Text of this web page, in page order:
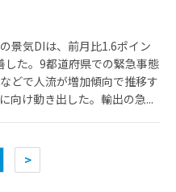
景気DIは、前月比1.6ポイン
した。9都道府県での緊急事態
どで人流が増加傾向で推移す
向け動き出した。輸出の急...
>